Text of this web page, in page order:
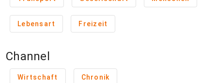
Lebensart Freizeit
Channel
Wirtschaft Chronik